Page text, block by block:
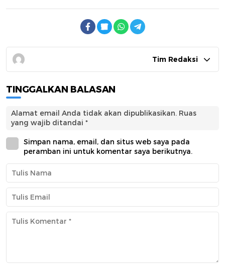
Tim Redaksi
TINGGALKAN BALASAN
Alamat email Anda tidak akan dipublikasikan. Ruas
yang wajib ditandai *
Simpan nama, email, dan situs web saya pada
peramban ini untuk komentar saya berikutnya.